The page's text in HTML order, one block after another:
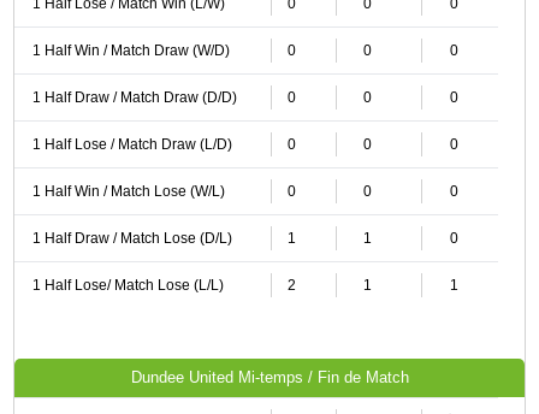
1 Half Lose / Match Win (L/W) 0 0 0
1 Half Win / Match Draw (W/D) 0 0 0
1 Half Draw / Match Draw (D/D) 0 0 0
1 Half Lose / Match Draw (L/D) 0 0 0
1 Half Win / Match Lose (W/L) 0 0 0
1 Half Draw / Match Lose (D/L) 1 1 0
1 Half Lose/ Match Lose (L/L) 2 1 1
Dundee United Mi-temps / Fin de Match